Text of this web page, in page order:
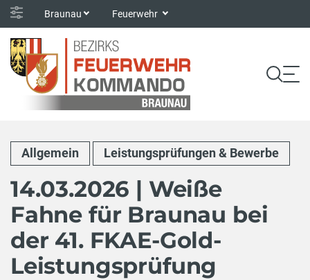
Braunau Feuerwehr
Allgemein Leistungsprüfungen & Bewerbe
14.03.2026 | Weiße
Fahne für Braunau bei
der 41. FKAE-Gold-
Leistungsprüfung